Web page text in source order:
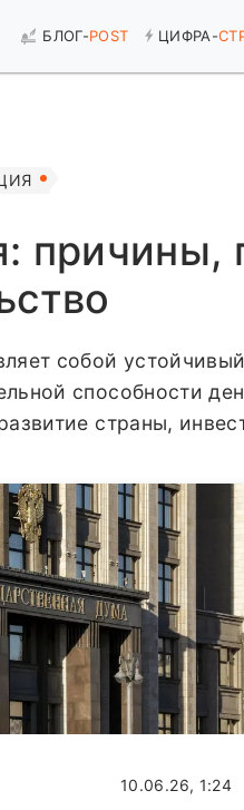
БЛОГ-POST ЦИФРА-
причины,
собой
способности
страны,
10.06.26, 1:24